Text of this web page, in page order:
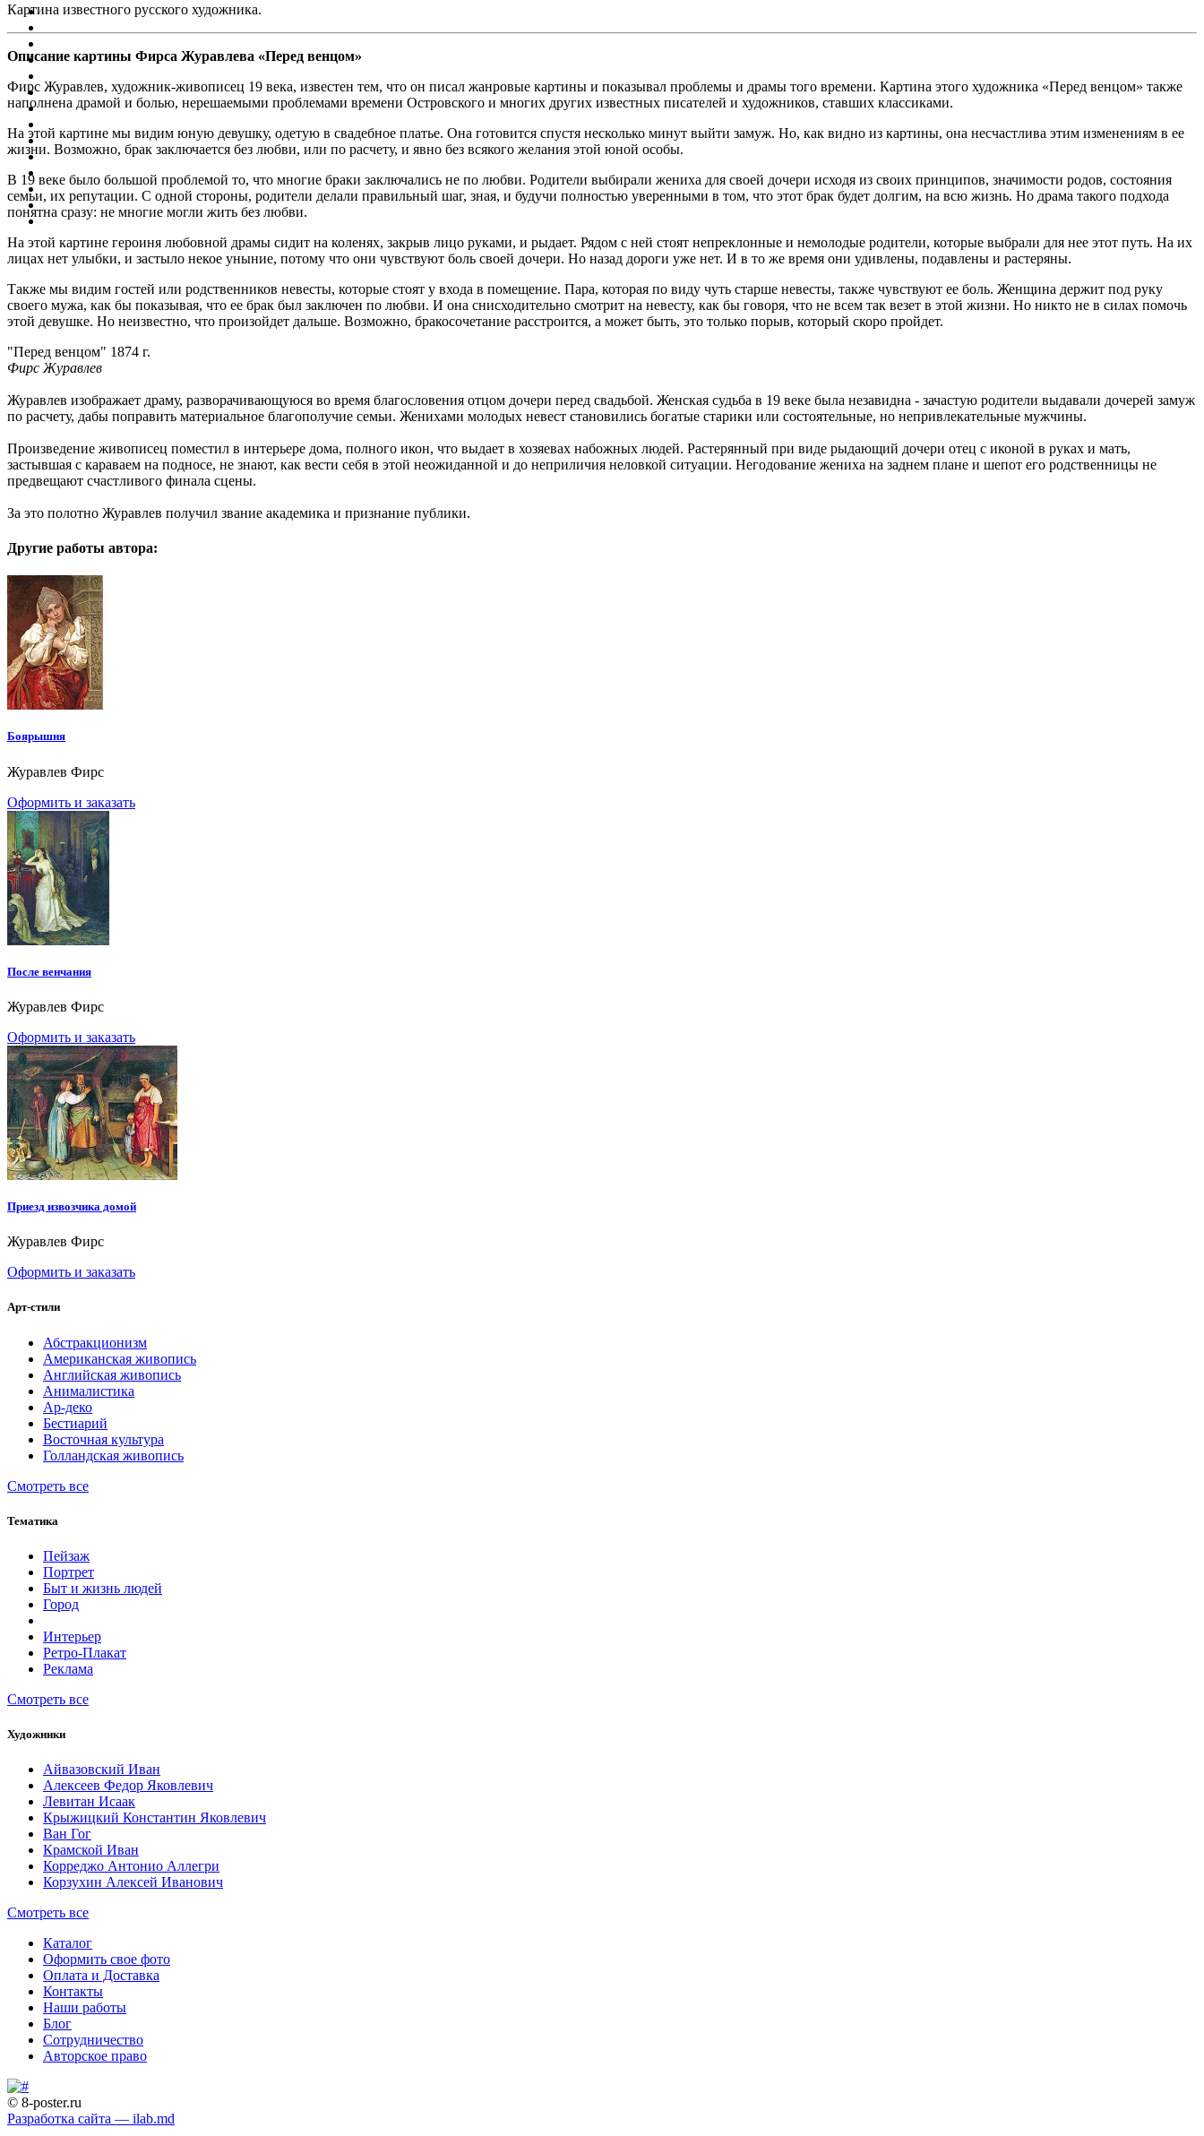
Картина известного русского художника.
Описание картины Фирса Журавлева «Перед венцом»
Фирс Журавлев, художник-живописец 19 века, известен тем, что он писал жанровые картины и показывал проблемы и драмы того времени. Картина этого художника «Перед венцом» также
наполнена драмой и болью, нерешаемыми проблемами времени Островского и многих других известных писателей и художников, ставших классиками.
На этой картине мы видим юную девушку, одетую в свадебное платье. Она готовится спустя несколько минут выйти замуж. Но, как видно из картины, она несчастлива этим изменениям в ее
жизни. Возможно, брак заключается без любви, или по расчету, и явно без всякого желания этой юной особы.
В 19 веке было большой проблемой то, что многие браки заключались не по любви. Родители выбирали жениха для своей дочери исходя из своих принципов, значимости родов, состояния
семьи, их репутации. С одной стороны, родители делали правильный шаг, зная, и будучи полностью уверенными в том, что этот брак будет долгим, на всю жизнь. Но драма такого подхода
понятна сразу: не многие могли жить без любви.
На этой картине героиня любовной драмы сидит на коленях, закрыв лицо руками, и рыдает. Рядом с ней стоят непреклонные и немолодые родители, которые выбрали для нее этот путь. На их
лицах нет улыбки, и застыло некое уныние, потому что они чувствуют боль своей дочери. Но назад дороги уже нет. И в то же время они удивлены, подавлены и растеряны.
Также мы видим гостей или родственников невесты, которые стоят у входа в помещение. Пара, которая по виду чуть старше невесты, также чувствуют ее боль. Женщина держит под руку
своего мужа, как бы показывая, что ее брак был заключен по любви. И она снисходительно смотрит на невесту, как бы говоря, что не всем так везет в этой жизни. Но никто не в силах помочь
этой девушке. Но неизвестно, что произойдет дальше. Возможно, бракосочетание расстроится, а может быть, это только порыв, который скоро пройдет.
"Перед венцом" 1874 г.
Фирс Журавлев
Журавлев изображает драму, разворачивающуюся во время благословения отцом дочери перед свадьбой. Женская судьба в 19 веке была незавидна - зачастую родители выдавали дочерей замуж
по расчету, дабы поправить материальное благополучие семьи. Женихами молодых невест становились богатые старики или состоятельные, но непривлекательные мужчины.
Произведение живописец поместил в интерьере дома, полного икон, что выдает в хозяевах набожных людей. Растерянный при виде рыдающий дочери отец с иконой в руках и мать,
застывшая с караваем на подносе, не знают, как вести себя в этой неожиданной и до неприличия неловкой ситуации. Негодование жениха на заднем плане и шепот его родственницы не
предвещают счастливого финала сцены.
За это полотно Журавлев получил звание академика и признание публики.
Другие работы автора:
Боярышня
Журавлев Фирс
Оформить и заказать
После венчания
Журавлев Фирс
Оформить и заказать
Приезд извозчика домой
Журавлев Фирс
Оформить и заказать
Арт-стили
Абстракционизм
Американская живопись
Английская живопись
Анималистика
Ар-деко
Бестиарий
Восточная культура
Голландская живопись
Смотреть все
Тематика
Пейзаж
Портрет
Быт и жизнь людей
Город
Интерьер
Ретро-Плакат
Реклама
Смотреть все
Художники
Айвазовский Иван
Алексеев Федор Яковлевич
Левитан Исаак
Крыжицкий Константин Яковлевич
Ван Гог
Крамской Иван
Корреджо Антонио Аллегри
Корзухин Алексей Иванович
Смотреть все
Каталог
Оформить свое фото
Оплата и Доставка
Контакты
Наши работы
Блог
Сотрудничество
Авторское право
© 8-poster.ru
Разработка сайта — ilab.md